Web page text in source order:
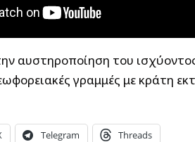
αυστηροποίηση του
γραμμές με κράτη
Telegram Threads